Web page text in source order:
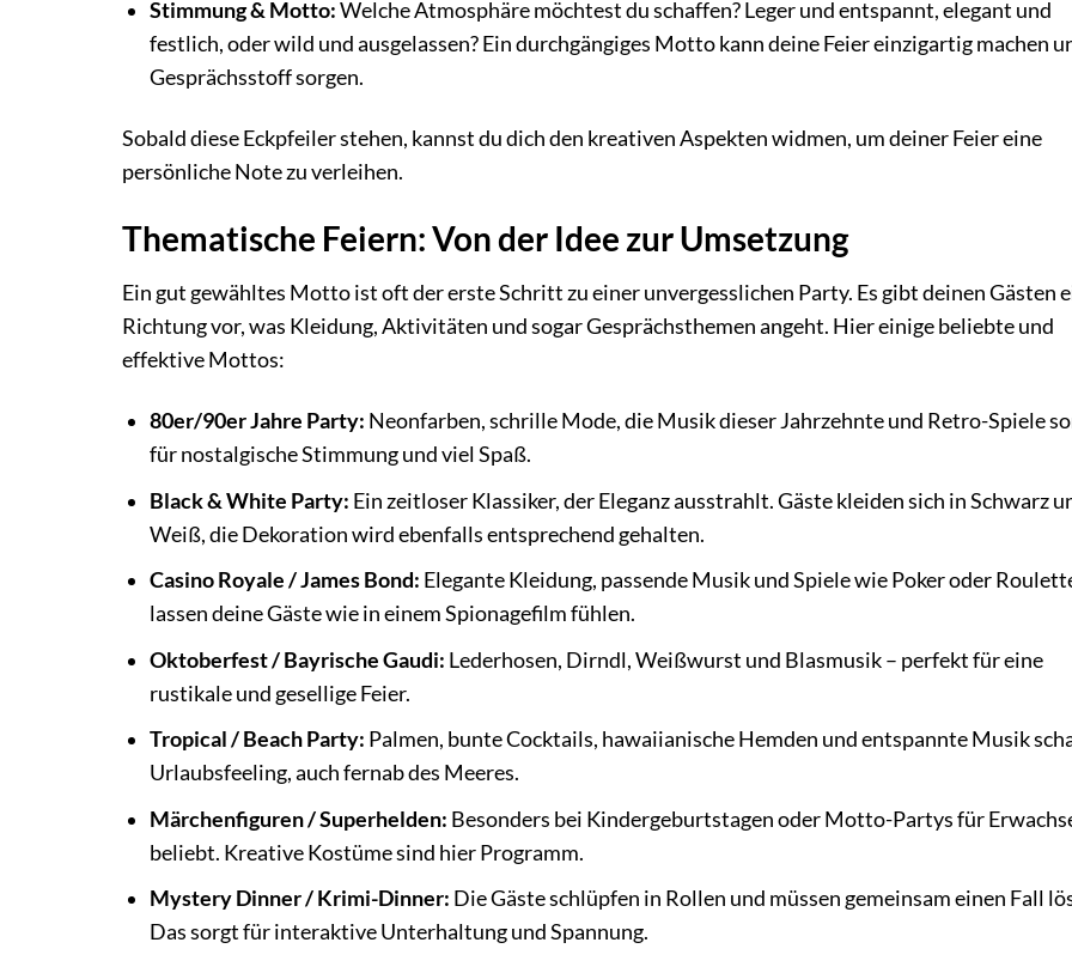
Stimmung & Motto:Welche Atmosphäre möchtest du schaffen? Leger und entspannt, elegant und
festlich, oder wild und ausgelassen? Ein durchgängiges Motto kann deine Feier einzigartig machen
Gesprächsstoff sorgen.
Sobald diese Eckpfeiler stehen, kannst du dich den kreativen Aspekten widmen, um deiner Feier eine
persönliche Note zu verleihen.
Thematische Feiern: Von der Idee zur Umsetzung
Ein gut gewähltes Motto ist oft der erste Schritt zu einer unvergesslichen Party. Es gibt deinen Gästen
Richtung vor, was Kleidung, Aktivitäten und sogar Gesprächsthemen angeht. Hier einige beliebte und
effektive Mottos:
80er/90er Jahre Party: Neonfarben, schrille Mode, die Musik dieser Jahrzehnte und Retro-Spiele
für nostalgische Stimmung und viel Spaß.
Black & White Party: Ein zeitloser Klassiker, der Eleganz ausstrahlt. Gäste kleiden sich in Schwarz
Weiß, die Dekoration wird ebenfalls entsprechend gehalten.
Casino Royale / James Bond: Elegante Kleidung, passende Musik und Spiele wie Poker oder
lassen deine Gäste wie in einem Spionagefilm fühlen.
Oktoberfest / Bayrische Gaudi: Lederhosen, Dirndl, Weißwurst und Blasmusik – perfekt für eine
rustikale und gesellige Feier.
Tropical / Beach Party: Palmen, bunte Cocktails, hawaiianische Hemden und entspannte Musik
Urlaubsfeeling, auch fernab des Meeres.
Märchenfiguren / Superhelden: Besonders bei Kindergeburtstagen oder Motto-Partys für
beliebt. Kreative Kostüme sind hier Programm.
Mystery Dinner / Krimi-Dinner: Die Gäste schlüpfen in Rollen und müssen gemeinsam einen Fall
Das sorgt für interaktive Unterhaltung und Spannung.